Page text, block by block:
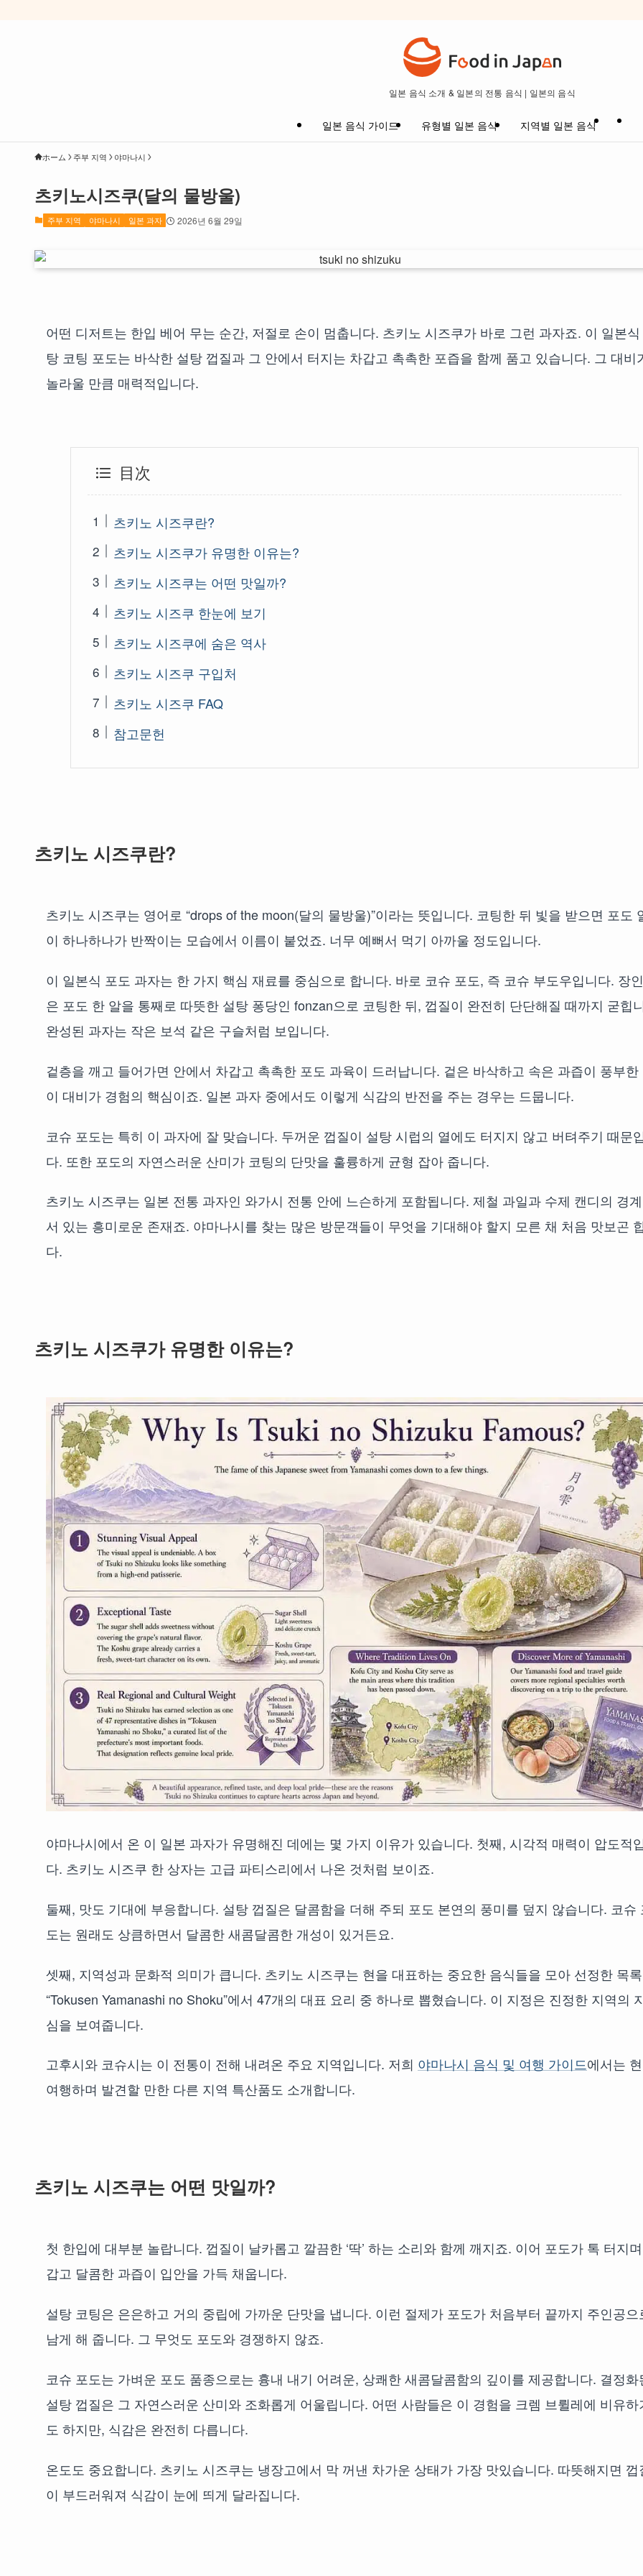
일본 음식 소개 & 일본의 전통 음식 | 일본의 음식
일본 음식 가이드 유형별 일본 음식 지역별 일본 음식
ホーム 주부 지역 야마나시
츠키노시즈쿠(달의 물방울)
주부 지역 야마나시 일본 과자 2026년 6월 29일
어떤 디저트는 한입 베어 무는 순간, 저절로 손이 멈춥니다. 츠키노 시즈쿠가 바로 그런 과자죠. 이 일본
탕 코팅 포도는 바삭한 설탕 껍질과 그 안에서 터지는 차갑고 촉촉한 포즙을 함께 품고 있습니다. 그 대비
놀라울 만큼 매력적입니다.
目次
츠키노 시즈쿠란?
츠키노 시즈쿠가 유명한 이유는?
츠키노 시즈쿠는 어떤 맛일까?
츠키노 시즈쿠 한눈에 보기
츠키노 시즈쿠에 숨은 역사
츠키노 시즈쿠 구입처
츠키노 시즈쿠 FAQ
참고문헌
츠키노 시즈쿠란?
츠키노 시즈쿠는 영어로 “drops of the moon(달의 물방울)”이라는 뜻입니다. 코팅한 뒤 빛을 받으면 포도
이 하나하나가 반짝이는 모습에서 이름이 붙었죠. 너무 예뻐서 먹기 아까울 정도입니다.
이 일본식 포도 과자는 한 가지 핵심 재료를 중심으로 합니다. 바로 코슈 포도, 즉 코슈 부도우입니다. 장
은 포도 한 알을 통째로 따뜻한 설탕 퐁당인 fonzan으로 코팅한 뒤, 껍질이 완전히 단단해질 때까지 굳힙
완성된 과자는 작은 보석 같은 구슬처럼 보입니다.
겉층을 깨고 들어가면 안에서 차갑고 촉촉한 포도 과육이 드러납니다. 겉은 바삭하고 속은 과즙이 풍부한
이 대비가 경험의 핵심이죠. 일본 과자 중에서도 이렇게 식감의 반전을 주는 경우는 드뭅니다.
코슈 포도는 특히 이 과자에 잘 맞습니다. 두꺼운 껍질이 설탕 시럽의 열에도 터지지 않고 버텨주기 때문
다. 또한 포도의 자연스러운 산미가 코팅의 단맛을 훌륭하게 균형 잡아 줍니다.
츠키노 시즈쿠는 일본 전통 과자인 와가시 전통 안에 느슨하게 포함됩니다. 제철 과일과 수제 캔디의 경
서 있는 흥미로운 존재죠. 야마나시를 찾는 많은 방문객들이 무엇을 기대해야 할지 모른 채 처음 맛보곤
다.
츠키노 시즈쿠가 유명한 이유는?
야마나시에서 온 이 일본 과자가 유명해진 데에는 몇 가지 이유가 있습니다. 첫째, 시각적 매력이 압도적
다. 츠키노 시즈쿠 한 상자는 고급 파티스리에서 나온 것처럼 보이죠.
둘째, 맛도 기대에 부응합니다. 설탕 껍질은 달콤함을 더해 주되 포도 본연의 풍미를 덮지 않습니다. 코슈
도는 원래도 상큼하면서 달콤한 새콤달콤한 개성이 있거든요.
셋째, 지역성과 문화적 의미가 큽니다. 츠키노 시즈쿠는 현을 대표하는 중요한 음식들을 모아 선정한 목
“Tokusen Yamanashi no Shoku”에서 47개의 대표 요리 중 하나로 뽑혔습니다. 이 지정은 진정한 지역의
심을 보여줍니다.
고후시와 코슈시는 이 전통이 전해 내려온 주요 지역입니다. 저희 야마나시 음식 및 여행 가이드에서는
여행하며 발견할 만한 다른 지역 특산품도 소개합니다.
츠키노 시즈쿠는 어떤 맛일까?
첫 한입에 대부분 놀랍니다. 껍질이 날카롭고 깔끔한 ‘딱’ 하는 소리와 함께 깨지죠. 이어 포도가 톡 터지
갑고 달콤한 과즙이 입안을 가득 채웁니다.
설탕 코팅은 은은하고 거의 중립에 가까운 단맛을 냅니다. 이런 절제가 포도가 처음부터 끝까지 주인공으
남게 해 줍니다. 그 무엇도 포도와 경쟁하지 않죠.
코슈 포도는 가벼운 포도 품종으로는 흉내 내기 어려운, 상쾌한 새콤달콤함의 깊이를 제공합니다. 결정화
설탕 껍질은 그 자연스러운 산미와 조화롭게 어울립니다. 어떤 사람들은 이 경험을 크렘 브륄레에 비유하
도 하지만, 식감은 완전히 다릅니다.
온도도 중요합니다. 츠키노 시즈쿠는 냉장고에서 막 꺼낸 차가운 상태가 가장 맛있습니다. 따뜻해지면 껍
이 부드러워져 식감이 눈에 띄게 달라집니다.